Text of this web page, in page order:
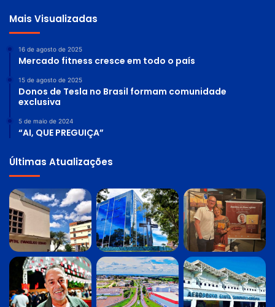
Mais Visualizadas
16 de agosto de 2025
Mercado fitness cresce em todo o país
15 de agosto de 2025
Donos de Tesla no Brasil formam comunidade
exclusiva
5 de maio de 2024
“AI, QUE PREGUIÇA”
Últimas Atualizações